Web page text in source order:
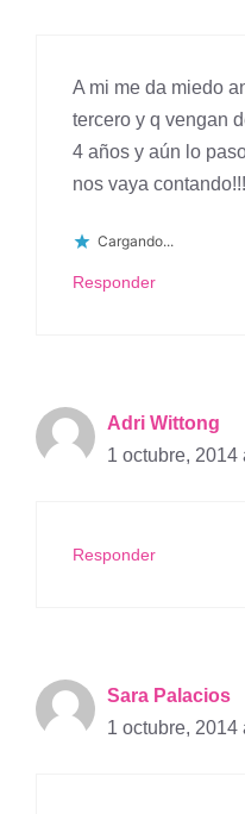
A mi me da miedo
tercero y q vengan
4 años y aún lo
nos vaya contando!!!
Cargando...
Responder
Adri Wittong
1 octubre, 2014
Responder
Sara Palacios
1 octubre, 2014